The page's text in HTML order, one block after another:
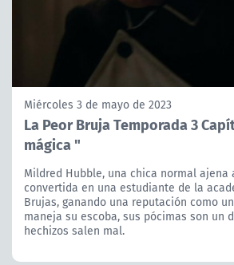
Miércoles 3 de mayo de 2023
La Peor Bruja Temporada 3
mágica "
Mildred Hubble, una chica normal ajena
convertida en una estudiante de la
Brujas, ganando una reputación como
maneja su escoba, sus pócimas son un
hechizos salen mal.